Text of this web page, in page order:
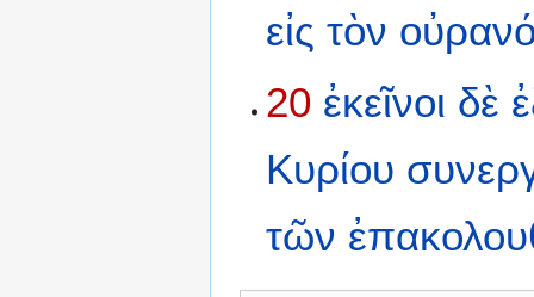
εἰς τὸν
20 ἐκεῖνοι δὲ
Κυρίου
τῶν